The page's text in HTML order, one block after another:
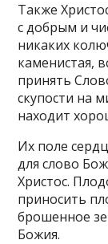
Также
с добрым и
никаких
каменистая,
принять
скупости на
находит
Их поле
для слово
Христос.
приносить
брошенное
Божия.